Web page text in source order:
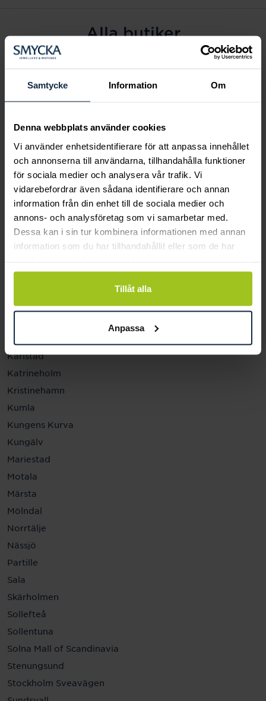
Samtycke Information Om
Denna webbplats använder cookies
Vi använder enhetsidentifierare för att anpassa innehållet
och annonserna till användarna, tillhandahålla funktioner
för sociala medier och analysera vår trafik. Vi
vidarebefordrar även sådana identifierare och annan
information från din enhet till de sociala medier och
annons- och analysföretag som vi samarbetar med.
Dessa kan i sin tur kombinera informationen med annan
information som du har tillhandahållit eller som de har
Tillåt alla
Anpassa
Alla butiker
Alingsås
Arvidsjaur
Eksjö
Fagersta
Farsta
Gävle
Halmstad
Halmstad Hallarna
Haninge
Helsingborg
Jönköping
Karlstad
Katrineholm
Kristinehamn
Kumla
Kungens Kurva
Kungälv
Mariestad
Motala
Märsta
Mölndal
Norrtälje
Nässjö
Partille
Sala
Skärholmen
Sollefteå
Sollentuna
Solna Mall of Scandinavia
Stenungsund
Stockholm Sveavägen